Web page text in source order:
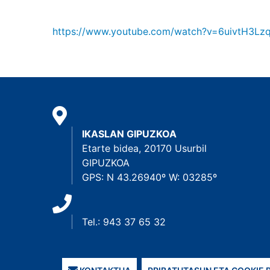
https://www.youtube.com/
IKASLAN GIPUZKOA
Etarte bidea, 20170 Usurbil
GIPUZKOA
GPS: N 43.26940º W: 03285º
Tel.: 943 37 65 32